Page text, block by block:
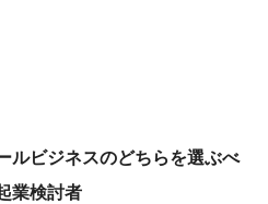
ルビジネスのどちらを選ぶべ
業検討者